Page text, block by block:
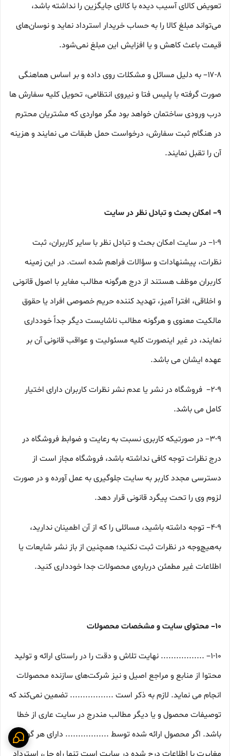
تعویض کالای آسیب دیده با کالای جایگزین را نداشته باشد،
می‌تواند مبلغ کالا را به حساب خریدار استرداد نماید و نوسان‏‌های
قیمت باعث کاهش و یا افزایش این مبلغ نمی‌‏شود.
۱۷-۸– به دلیل مسائل و مشکلات روی داده و بر اساس هماهنگی
صورت گرفته با پلیس فتا و نیروی انتظامی، تحویل کلیه سفارش ها
درب ورودی ساختمان خواهد بود مگر مواردی که مشتریان محترم
در هنگام ثبت سفارش، درخواست حمل طبقات می نمایند و هزینه
آن را تقبل نمایند.
۹– امکان بحث و تبادل نظر در سایت
۱-۹– در سایت امکان بحث و تبادل نظر با سایر کاربران، ثبت
نظرات، پیشنهادات و سؤالات فراهم شده است. در این زمینه
کاربران موظف هستند از درج هرگونه مطالب مغایر با اصول قانونی
و اخلاقی، افترا آمیز، تهدید کننده حریم خصوصی افراد یا حقوق
مالکیت معنوی و هرگونه مطالب ناشایست دیگر جداً خودداری
نمایند، در غیر اینصورت کلیه مسئولیت و عواقب قانونی آن بر
عهده ایشان می باشد.
۲-۹– فروشگاه در نشر یا عدم نشر نظرات کاربران دارای اختیار
کامل می باشد.
۳-۹– در صورتیکه کاربری نسبت به رعایت و ضوابط فروشگاه در
درج نظرات توجه کافی نداشته باشد، فروشگاه مجاز است از
دسترسی مجدد کاربر به سایت جلوگیری به عمل آورده و در صورت
لزوم وی را تحت پیگرد قانونی قرار دهد.
۴-۹– توجه داشته باشید، مسائلی را که از آن اطمینان ندارید،
به‌هیچ‌وجه در نظرات ثبت نکنید؛ همچنین از باز نشر شایعات یا
اطلاعات غیر مطمئن درباره‌ی محصولات جدا خودداری کنید.
۱۰– محتوای سایت و مشخصات محصولات
۱-۱۰– ................. نهایت تلاش و دقت را در راستای ارائه و تولید
محتوا از منابع و مراجع اصیل و نیز شرکت‏‌های سازنده محصولات
انجام می نماید. لازم به ذکر است ................. تضمین نمی‏‌کند که
توصیفات محصول و یا دیگر مطالب مندرج در سایت عاری از خطا
باشد. اگر محصول ارائه شده توسط ................. دارای هر گونه